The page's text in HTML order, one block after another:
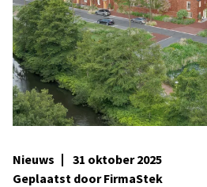
Nieuws
31 oktober 2025
Geplaatst door FirmaStek